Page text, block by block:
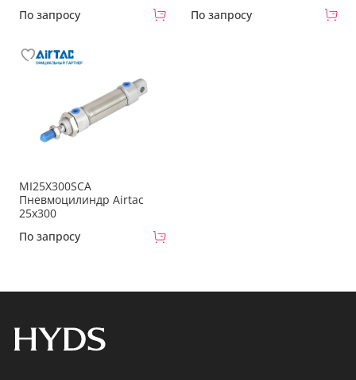
По запросу
По запросу
MI25X300SCA
Пневмоцилиндр Airtac
25x300
По запросу